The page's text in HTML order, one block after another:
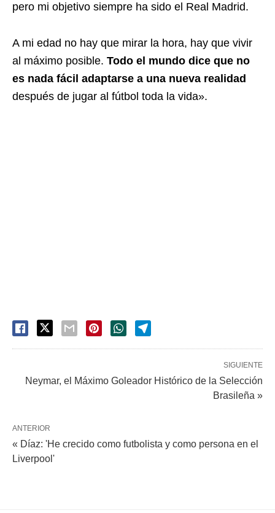
pero mi objetivo siempre ha sido el Real Madrid.
A mi edad no hay que mirar la hora, hay que vivir
al máximo posible. Todo el mundo dice que no
es nada fácil adaptarse a una nueva realidad
después de jugar al fútbol toda la vida».
SIGUIENTE
Neymar, el Máximo Goleador Histórico de la Selección
Brasileña »
ANTERIOR
« Díaz: 'He crecido como futbolista y como persona en el
Liverpool'